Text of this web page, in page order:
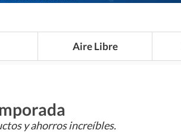
Aire Libre
y ahorros increíbles.